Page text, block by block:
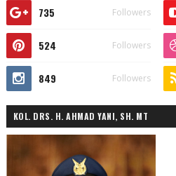
735 Followers
524 Followers
849 Followers
KOL. DRS. H. AHMAD YANI, SH. MT